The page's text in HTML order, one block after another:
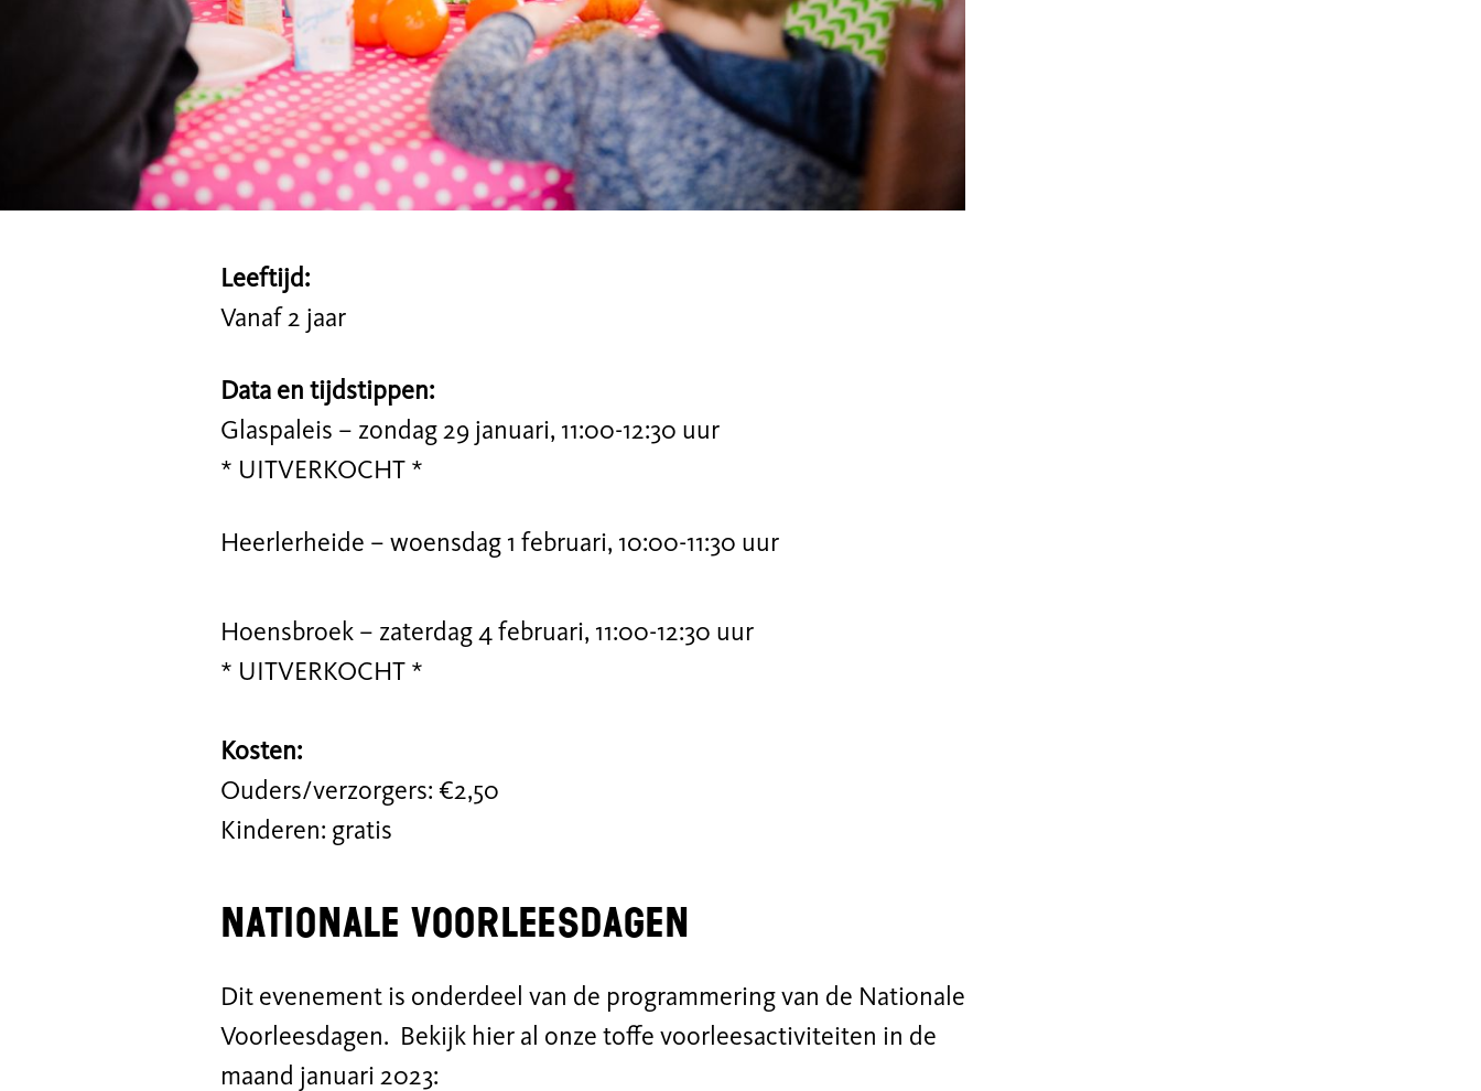
Leeftijd:
Vanaf 2 jaar
Data en tijdstippen:
Glaspaleis – zondag 29 januari, 11:00-12:30 uur
* UITVERKOCHT *
Heerlerheide – woensdag 1 februari, 10:00-11:30 uur
Hoensbroek – zaterdag 4 februari, 11:00-12:30 uur
* UITVERKOCHT *
Kosten:
Ouders/verzorgers: €2,50
Kinderen: gratis
Nationale voorleesdagen
Dit evenement is onderdeel van de programmering van de Nationale
Voorleesdagen. Bekijk hier al onze toffe voorleesactiviteiten in de
maand januari 2023: